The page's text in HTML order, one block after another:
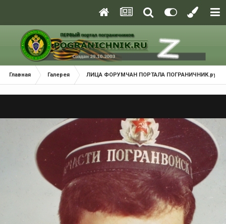
Главная Галерея ЛИЦА ФОРУМЧАН ПОРТАЛА ПОГРАНИЧНИК.ру